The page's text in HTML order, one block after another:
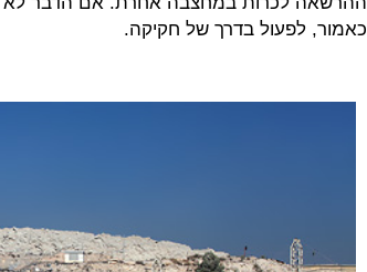
כאמור, לפעול בדרך של חקיקה.